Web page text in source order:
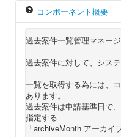
コンポーネント概要
過去案件一覧管理マネー
過去案件に対して、シス
一覧を取得する為には、
あります。
過去案件は申請基準日で
指定する
「archiveMonth アーカ